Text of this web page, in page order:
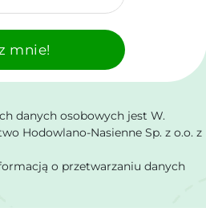
mnie!
danych osobowych jest W.
Hodowlano-Nasienne Sp. z o.o. z
o przetwarzaniu danych